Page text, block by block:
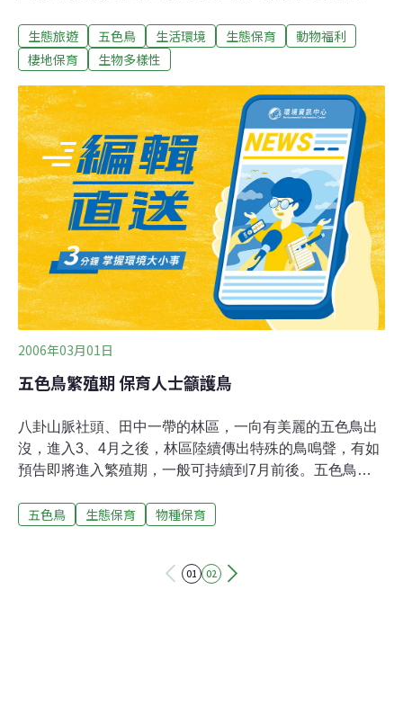
等著爸媽帶來食物。親鳥在艷陽下忙碌得很，約每間隔10
分鐘就銜著食物回巢，先站在另一棵樹上警戒，確定安全
還會鑽進洞內將雛鳥的糞便銜走，避免孳生細菌。賴文和
說，枯木是五色鳥繁殖的重要元素，只有枯木才適合打洞
做巢，生長中的樹木則濕度過高，五色鳥絕對不會用它來
做窩。但他說，以前園內留下不少枯木，很容易就發現五
色鳥育雛，但去年園方擔心枯木傾倒危及遊客安全，伐除
到只剩一棵，這也是園內僅存的五色鳥繁殖基地，希望園
方不要再砍除。
生態旅遊 五色鳥 生活環境 生態保育
動物福利
棲地保育
生物多樣性
2006年03月01日
五色鳥繁殖期 保育人士籲護鳥
八卦山脈社頭、田中一帶的林區，一向有美麗的五色鳥出
沒，進入3、4月之後，林區陸續傳出特殊的鳥鳴聲，有如
預告即將進入繁殖期，一般可持續到7月前後。五色鳥會
大枯木樹洞築巢的五色鳥，由於以綠色為主的鳥羽非常漂
鳥，數量多達20隻，可見坊間確實有人為了貪圖近利，不
五色鳥 生態保育 物種保育
01 02